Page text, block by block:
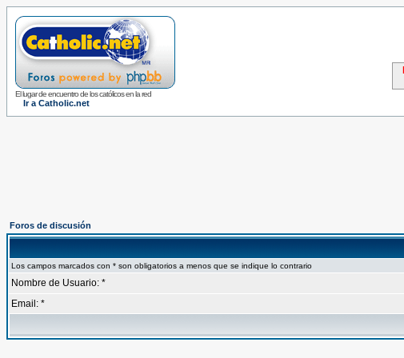
El lugar de encuentro de los católicos en la red
Ir a Catholic.net
Foros de discusión
Los campos marcados con * son obligatorios a menos que se indique lo contrario
Nombre de Usuario: *
Email: *